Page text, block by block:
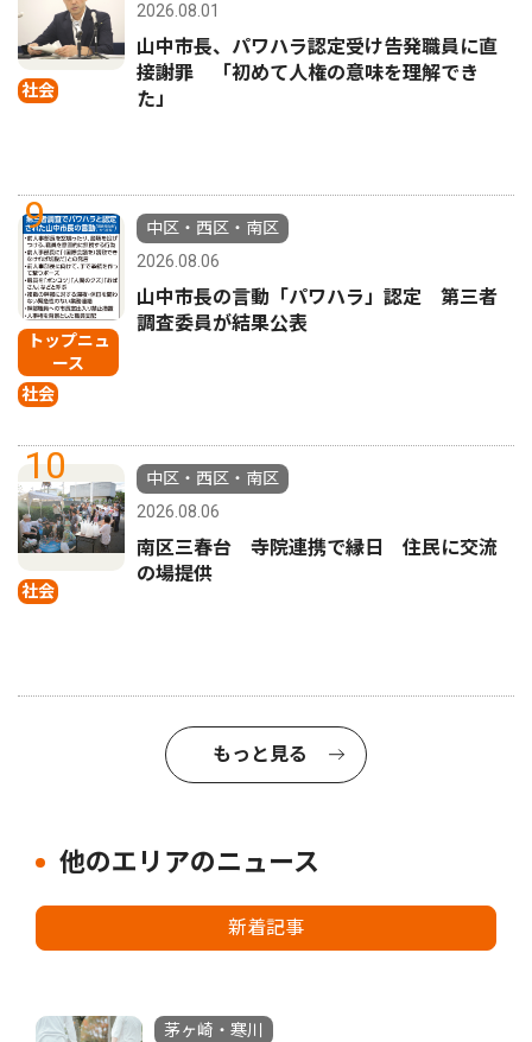
社会
2026.08.01
山中市長、パワハラ認定受け告発職員に直
接謝罪 「初めて人権の意味を理解でき
た」
9
トップニュ
ース
社会
中区・西区・南区
2026.08.06
山中市長の言動「パワハラ」認定 第三者
調査委員が結果公表
10
社会
中区・西区・南区
2026.08.06
南区三春台 寺院連携で縁日 住民に交流
の場提供
もっと見る
他のエリアのニュース
新着記事
茅ヶ崎・寒川